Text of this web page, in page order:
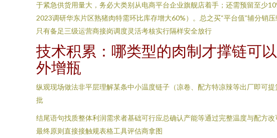
于紧急供货用量大，务必大类别从电商平台企业旗舰店着手；还需预留至少
2023调研华东片区熟猪肉特需环比库存增大60%）。总之买“平台值”辅分销
只有备足三级运营商接岗调度灵活考核实行隔样安全放行
技术积累：哪类型的肉制才撑链可
外增瓶
纵观现场做法非平层理解某条中小温度链子（凉卷、配方特凉辣等出厂即可
批
结尾语句找质整体利润需求者基础可行应总确认产能等通过完整温度与配方
最终原则直接接触规表格工具评估商拿图